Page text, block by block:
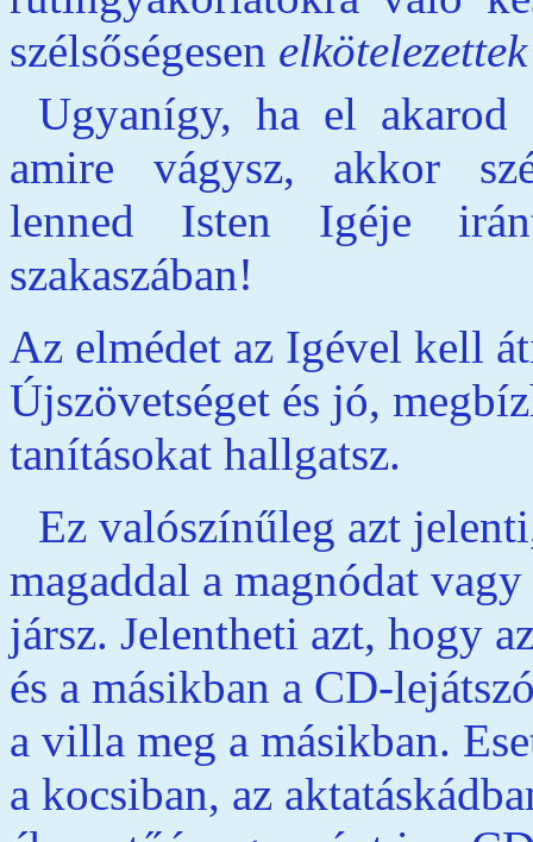
szélsőségesen elkötelezettek
Ugyanígy, ha el
amire vágysz, akkor
lenned Isten Igéje
szakaszában!
Az elmédet az Igével kell
Újszövetséget és jó,
tanításokat hallgatsz.
Ez valószínűleg azt
magaddal a magnódat
jársz. Jelentheti azt, hogy
és a másikban a CD-
a villa meg a másikban.
a kocsiban, az